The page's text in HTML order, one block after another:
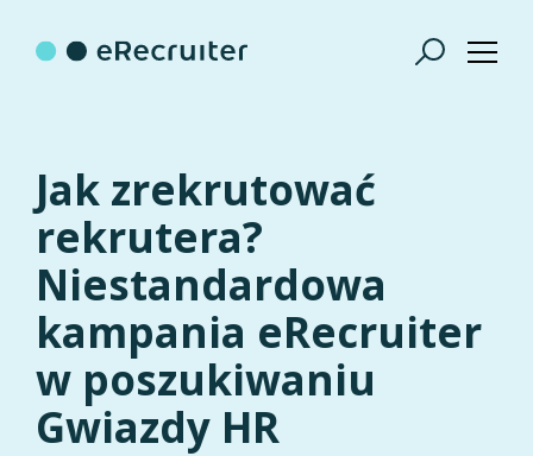
Jak zrekrutować
rekrutera?
Niestandardowa
kampania eRecruiter
w poszukiwaniu
Gwiazdy HR